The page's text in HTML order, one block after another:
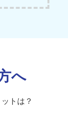
へ
トは？